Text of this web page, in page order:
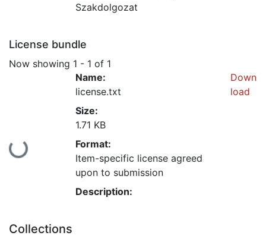
Szakdolgozat
License bundle
Now showing 1 - 1 of 1
Loading...
Name:
license.txt
Size:
1.71 KB
Format:
Item-specific license agreed
upon to submission
Description:
Down
load
Collections